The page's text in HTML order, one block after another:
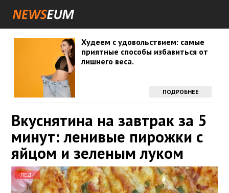
Худеем с удовольствием: самые
приятные способы избавиться от
лишнего веса.
ПОДРОБНЕЕ
Вкуснятина на завтрак за 5
минут: ленивые пирожки с
яйцом и зеленым луком
ЛЕДИ